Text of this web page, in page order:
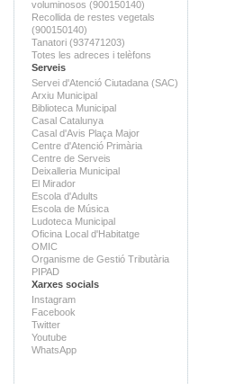
voluminosos (900150140)
Recollida de restes vegetals
(900150140)
Tanatori (937471203)
Totes les adreces i telèfons
Serveis
Servei d'Atenció Ciutadana (SAC)
Arxiu Municipal
Biblioteca Municipal
Casal Catalunya
Casal d'Avis Plaça Major
Centre d'Atenció Primària
Centre de Serveis
Deixalleria Municipal
El Mirador
Escola d'Adults
Escola de Música
Ludoteca Municipal
Oficina Local d'Habitatge
OMIC
Organisme de Gestió Tributària
PIPAD
Xarxes socials
Instagram
Facebook
Twitter
Youtube
WhatsApp